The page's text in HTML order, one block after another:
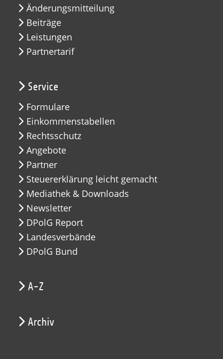
Änderungsmitteilung
Beiträge
Leistungen
Partnertarif
Service
Formulare
Einkommenstabellen
Rechtsschutz
Angebote
Partner
Steuererklärung leicht gemacht
Mediathek & Downloads
Newsletter
DPolG Report
Landesverbände
DPolG Bund
A-Z
Archiv